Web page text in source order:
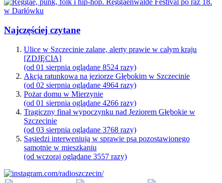
Najczęściej czytane
Ulice w Szczecinie zalane, alerty prawie w całym kraju
[ZDJĘCIA]
(od 01 sierpnia oglądane 8524 razy)
Akcja ratunkowa na jeziorze Głębokim w Szczecinie
(od 02 sierpnia oglądane 4964 razy)
Pożar domu w Mierzynie
(od 01 sierpnia oglądane 4266 razy)
Tragiczny finał wypoczynku nad Jeziorem Głębokie w
Szczecinie
(od 03 sierpnia oglądane 3768 razy)
Sąsiedzi interweniują w sprawie psa pozostawionego
samotnie w mieszkaniu
(od wczoraj oglądane 3557 razy)